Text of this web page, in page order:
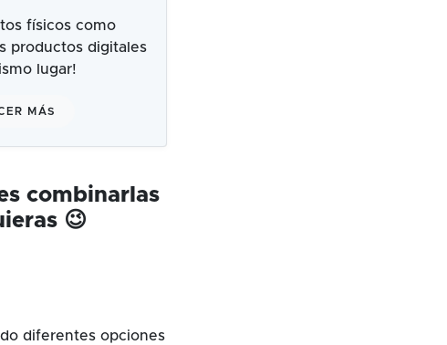
físicos como
productos digitales
lugar!
MÁS
combinarlas
😉
diferentes opciones